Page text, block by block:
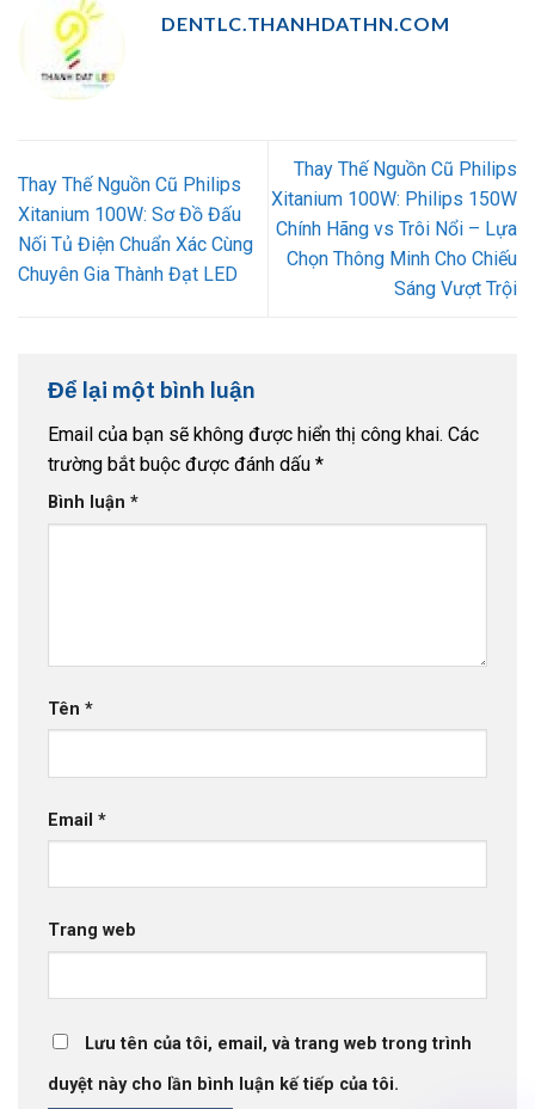
DENTLC.THANHDATHN.COM
Thay Thế Nguồn Cũ Philips
Xitanium 100W: Sơ Đồ Đấu
Nối Tủ Điện Chuẩn Xác Cùng
Chuyên Gia Thành Đạt LED
Thay Thế Nguồn Cũ Philips
Xitanium 100W: Philips 150W
Chính Hãng vs Trôi Nổi – Lựa
Chọn Thông Minh Cho Chiếu
Sáng Vượt Trội
Để lại một bình luận
Email của bạn sẽ không được hiển thị công khai. Các
trường bắt buộc được đánh dấu *
Bình luận *
Tên *
Email *
Trang web
Lưu tên của tôi, email, và trang web trong trình
duyệt này cho lần bình luận kế tiếp của tôi.